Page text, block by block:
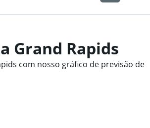
Grand Rapids
com nosso gráfico de previsão de